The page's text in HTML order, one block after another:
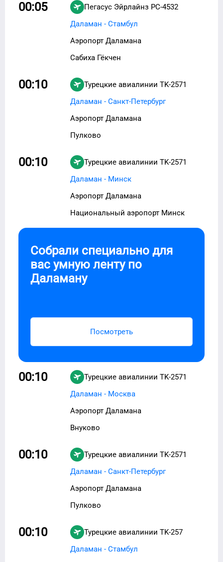
00:05 Пегасус Эйрлайнз PC-4532
Даламан - Стамбул
Аэропорт Даламана
Сабиха Гёкчен
00:10 Турецкие авиалинии TK-2571
Даламан - Санкт-Петербург
Аэропорт Даламана
Пулково
00:10 Турецкие авиалинии TK-2571
Даламан - Минск
Аэропорт Даламана
Национальный аэропорт Минск
Собрали специально для
вас умную ленту по
Даламану
Посмотреть
00:10 Турецкие авиалинии TK-2571
Даламан - Москва
Аэропорт Даламана
Внуково
00:10 Турецкие авиалинии TK-2571
Даламан - Санкт-Петербург
Аэропорт Даламана
Пулково
00:10 Турецкие авиалинии TK-257
Даламан - Стамбул